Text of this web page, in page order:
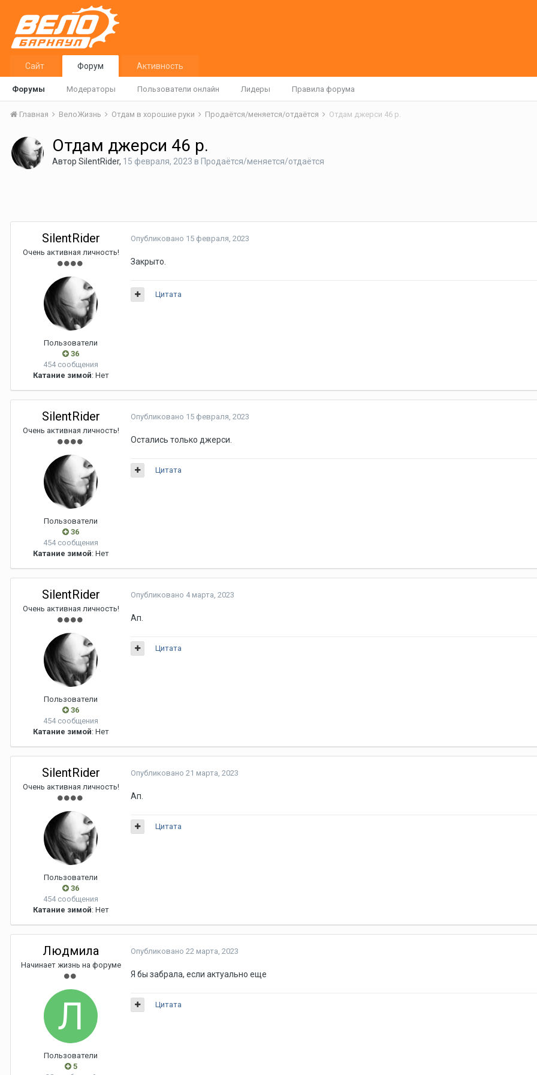
Сайт Форум
Форумы Модераторы Пользователи онлайн Лидеры Правила форума
Активность
Главная ВелоЖизнь Отдам в хорошие руки Продаётся/меняется/отдаётся Отдам джерси 46 р.
Отдам джерси 46 р.
Автор SilentRider, 15 февраля, 2023 в Продаётся/меняется/отдаётся
SilentRider
Очень активная личность!
Пользователи
36
454 сообщения
Катание зимой: Нет
Опубликовано 15 февраля, 2023
Закрыто.
Цитата
SilentRider
Очень активная личность!
Пользователи
36
454 сообщения
Катание зимой: Нет
Опубликовано 15 февраля, 2023
Остались только джерси.
Цитата
SilentRider
Очень активная личность!
Пользователи
36
454 сообщения
Катание зимой: Нет
Опубликовано 4 марта, 2023
Ап.
Цитата
SilentRider
Очень активная личность!
Пользователи
36
454 сообщения
Катание зимой: Нет
Опубликовано 21 марта, 2023
Ап.
Цитата
Людмила
Начинает жизнь на форуме
Пользователи
5
Опубликовано 22 марта, 2023
Я бы забрала, если актуально еще
Цитата